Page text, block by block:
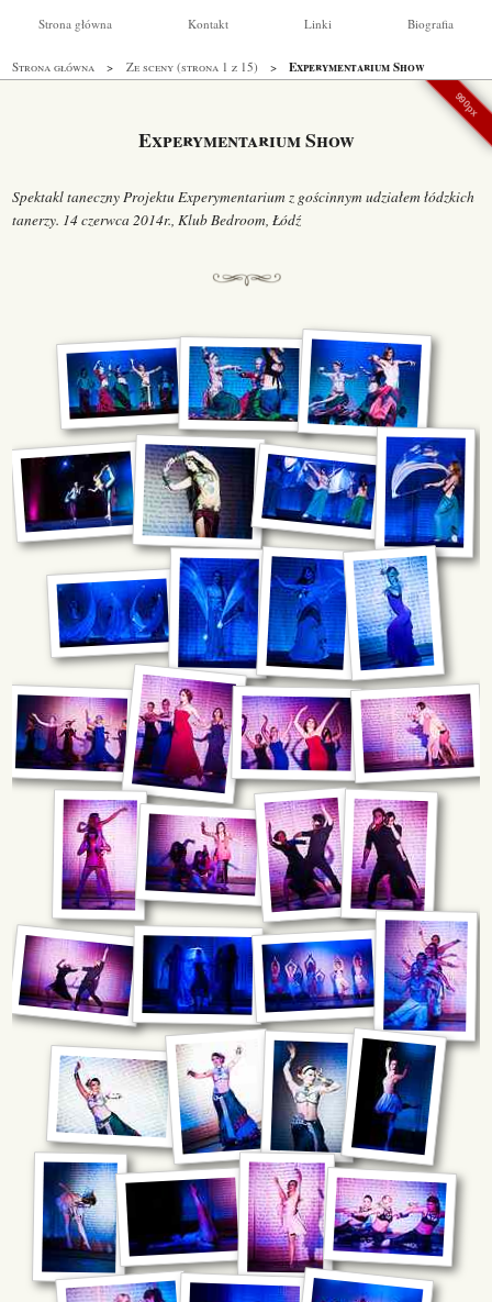
Strona główna Kontakt Linki Biografia
Strona główna Ze sceny (strona 1 z 15) Experymentarium Show
Experymentarium Show
Spektakl taneczny Projektu Experymentarium z gościnnym udziałem łódzkich
tanerzy. 14 czerwca 2014r., Klub Bedroom, Łódź
990px